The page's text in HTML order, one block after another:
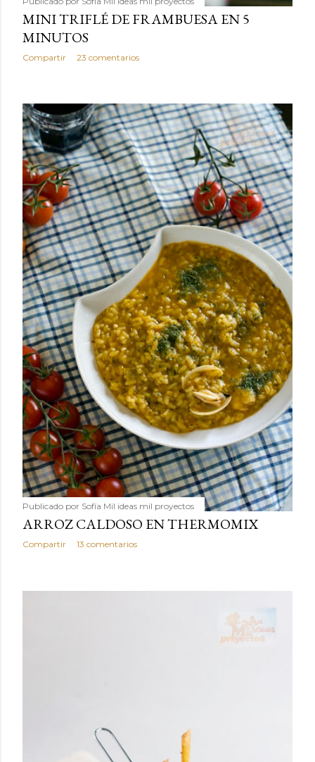
MINI TRIFLÉ DE FRAMBUESA EN 5
MINUTOS
Compartir 23 comentarios
Publicado por Sofía Mil ideas mil proyectos
ARROZ CALDOSO EN THERMOMIX
Compartir 13 comentarios